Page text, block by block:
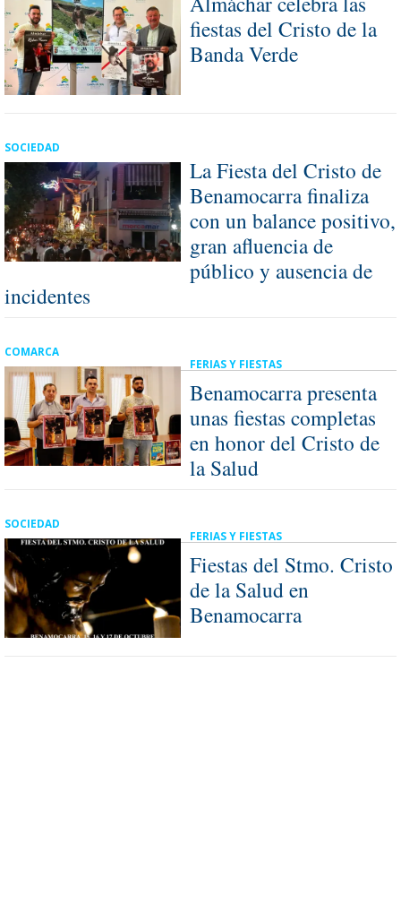
fiestas del Cristo de la
Banda Verde
SOCIEDAD
La Fiesta del Cristo de
Benamocarra finaliza
con un balance positivo,
gran afluencia de
público y ausencia de
incidentes
COMARCA
FERIAS Y FIESTAS
Benamocarra presenta
unas fiestas completas
en honor del Cristo de
la Salud
SOCIEDAD
FERIAS Y FIESTAS
Fiestas del Stmo. Cristo
de la Salud en
Benamocarra